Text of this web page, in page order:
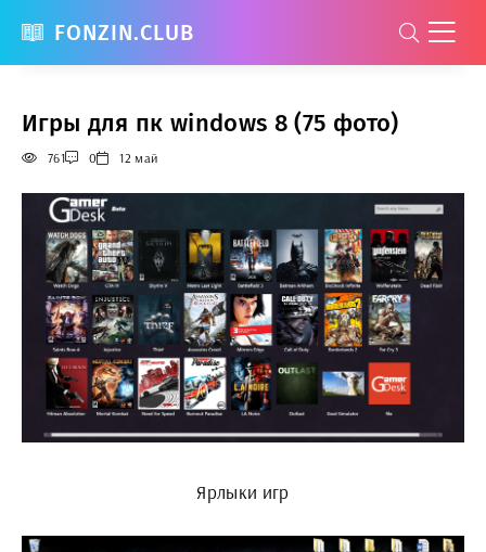
FONZIN.CLUB
Игры для пк windows 8 (75 фото)
761 0 12 май
Ярлыки игр